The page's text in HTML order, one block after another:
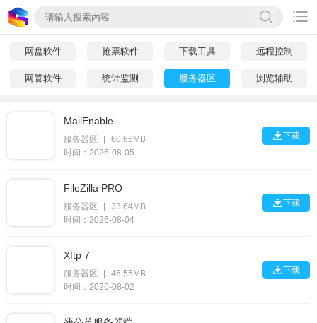

网盘软件 抢票软件 下载工具 远程控制
网管软件 统计监测 服务器区 浏览辅助
MailEnable
服务器区
60.66MB
时间：2026-08-05
下载
FileZilla PRO
服务器区
33.64MB
时间：2026-08-04
下载
Xftp 7
服务器区
46.55MB
时间：2026-08-02
下载